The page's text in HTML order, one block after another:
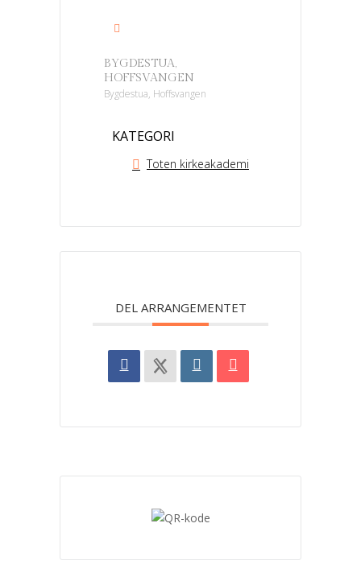
BYGDESTUA,
HOFFSVANGEN
Bygdestua, Hoffsvangen
KATEGORI
Toten kirkeakademi
DEL ARRANGEMENTET